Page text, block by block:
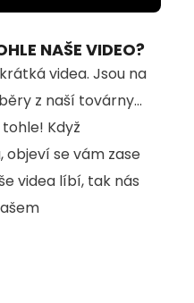
NAŠE VIDEO?
videa. Jsou na
z naší továrny...
Když
objeví se vám zase
videa líbí, tak nás